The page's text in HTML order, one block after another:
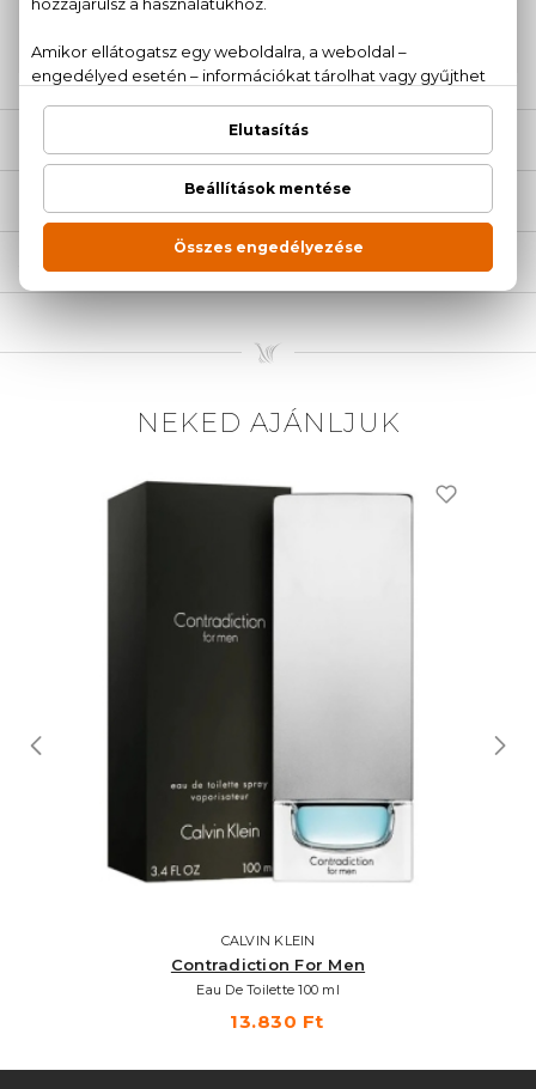
Kérdésed van, elakadtál? Hívd ügyfélszolgálatunkat:
NEKED AJÁNLJUK
CALVIN KLEIN
Contradiction For Men
Eau De Toilette 100 ml
13.830 Ft